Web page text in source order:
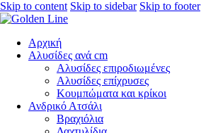
Skip to content Skip to sidebar Skip to footer
Αρχική
Αλυσίδες ανά cm
Αλυσίδες επιροδιωμένες
Αλυσίδες επίχρυσες
Κουμπώματα και κρίκοι
Ανδρικό Ατσάλι
Βραχιόλια